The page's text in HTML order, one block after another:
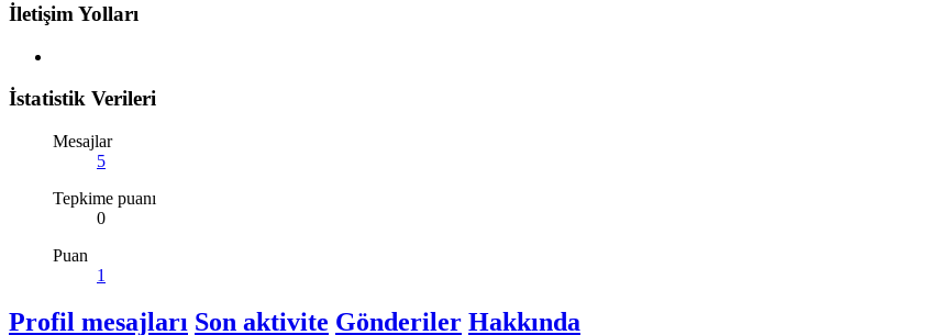
İletişim Yolları
İstatistik Verileri
Mesajlar
5
Tepkime puanı
0
Puan
1
Profil mesajları Son aktivite Gönderiler Hakkında